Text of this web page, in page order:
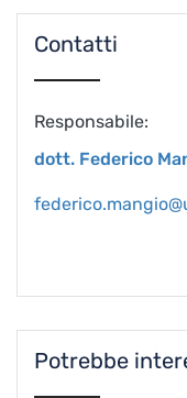
Contatti
Responsabile:
dott. Federico
Potrebbe